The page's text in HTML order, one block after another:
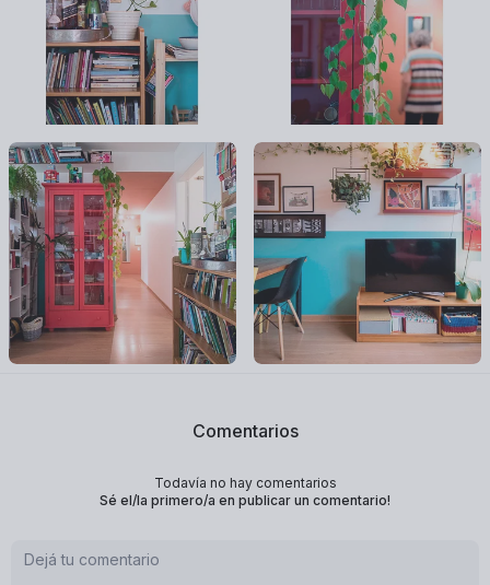
Comentarios
Todavía no hay comentarios
Sé el/la primero/a en publicar un comentario!